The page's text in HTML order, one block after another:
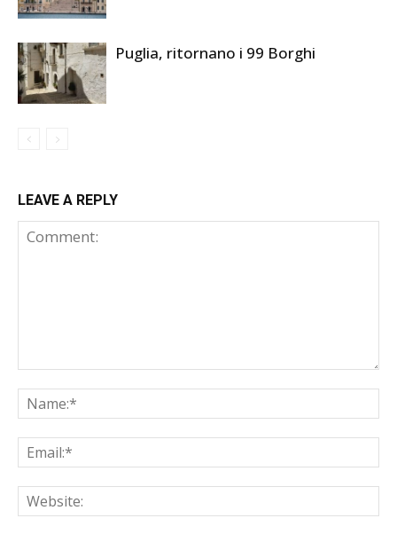
Puglia, ritornano i 99 Borghi
LEAVE A REPLY